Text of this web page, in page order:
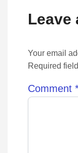
Leave
Your email
Required
Comment